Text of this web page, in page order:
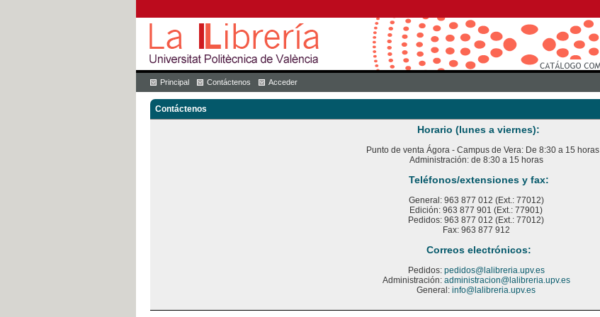
Principal Contáctenos Acceder
Contáctenos
Horario (lunes a viernes):
Punto de venta Ágora - Campus de Vera: De 8:30 a 15 horas
Administración: de 8:30 a 15 horas
Teléfonos/extensiones y fax:
General: 963 877 012 (Ext.: 77012)
Edición: 963 877 901 (Ext.: 77901)
Pedidos: 963 877 012 (Ext.: 77012)
Fax: 963 877 912
Correos electrónicos:
Pedidos: pedidos@lalibreria.upv.es
Administración: administracion@lalibreria.upv.es
General: info@lalibreria.upv.es